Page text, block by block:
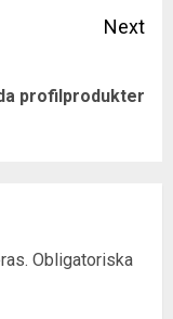
Next
profilprodukter
Obligatoriska